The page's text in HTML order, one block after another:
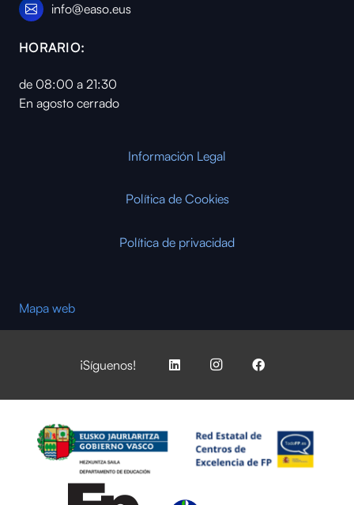
info@easo.eus
HORARIO:
de 08:00 a 21:30
En agosto cerrado
Información Legal
Política de Cookies
Política de privacidad
Mapa web
¡Síguenos!